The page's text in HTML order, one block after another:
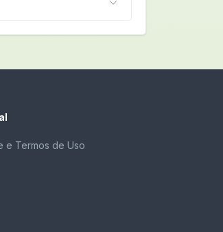
e Termos de Uso